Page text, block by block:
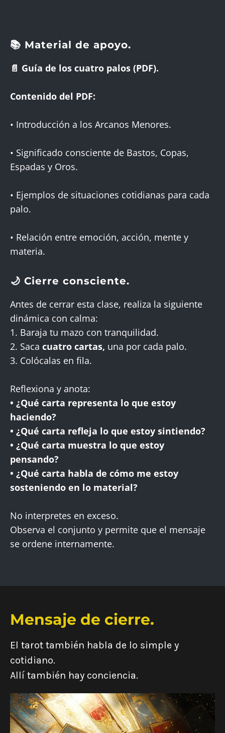
📚 Material de apoyo.
📄 Guía de los cuatro palos (PDF).
Contenido del PDF:
• Introducción a los Arcanos Menores.
• Significado consciente de Bastos, Copas,
Espadas y Oros.
• Ejemplos de situaciones cotidianas para cada
palo.
• Relación entre emoción, acción, mente y
materia.
🌙 Cierre consciente.
Antes de cerrar esta clase, realiza la siguiente
dinámica con calma:
1. Baraja tu mazo con tranquilidad.
2. Saca cuatro cartas, una por cada palo.
3. Colócalas en fila.
Reflexiona y anota:
• ¿Qué carta representa lo que estoy
haciendo?
• ¿Qué carta refleja lo que estoy sintiendo?
• ¿Qué carta muestra lo que estoy
pensando?
• ¿Qué carta habla de cómo me estoy
sosteniendo en lo material?
No interpretes en exceso.
Observa el conjunto y permite que el mensaje
se ordene internamente.
Mensaje de cierre.
El tarot también habla de lo simple y
cotidiano.
Allí también hay conciencia.